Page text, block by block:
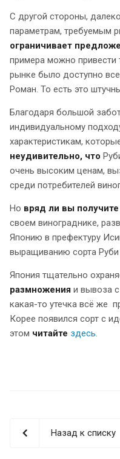
С другой стороны,
параметрам, требуемым
ограничивает
примера можно привести
рынке было доступно
Роман. То есть это
Благодаря большой
индивидуальному
характеристикам,
неудивительно, что
очень высоким ценам,
среди потребителей
Но вряд ли вы
своем винограднике,
Японию в префектуру
выращиванию сорта
Япония тщательно
размножения и вывоза
какая-то утечка всё же
Корее появился сорт с
этом читайте здесь.
Назад к списку